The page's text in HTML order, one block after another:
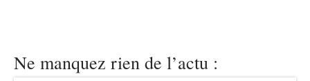
Ne manquez rien de l’actu :